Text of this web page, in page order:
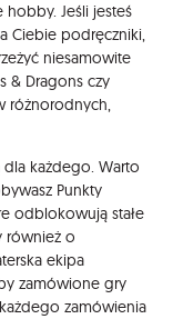
Jeśli jesteś
Ciebie podręczniki,
niesamowite
& Dragons czy
różnorodnych,
każdego. Warto
Punkty
odblokowują stałe
również o
ekipa
zamówione gry
zamówienia